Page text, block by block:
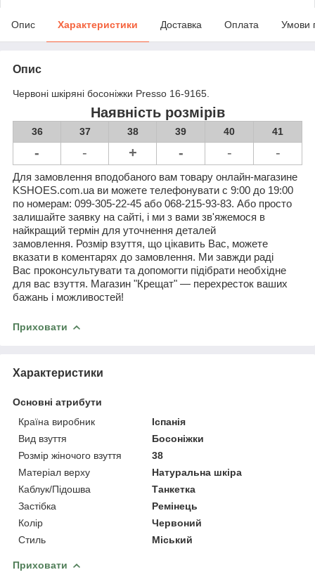
Опис Характеристики Доставка Оплата Умови
Опис
Червоні шкіряні босоніжки Presso 16-9165.
Наявність розмірів
36 37 38 39 40 41
- - + - - -
Для замовлення вподобаного вам товару онлайн-магазине
KSHOES.com.ua ви можете телефонувати с 9:00 до 19:00
по номерам: 099-305-22-45 або 068-215-93-83. Або просто
залишайте заявку на сайті, і ми з вами зв'яжемося в
найкращий термін для уточнення деталей
замовлення. Розмір взуття, що цікавить Вас, можете
вказати в коментарях до замовлення. Ми завжди раді
Вас проконсультувати та допомогти підібрати необхідне
для вас взуття. Магазин "Крещат" — перехресток ваших
бажань і можливостей!
Приховати
Характеристики
Основні атрибути
Країна виробник
Іспанія
Вид взуття
Босоніжки
Розмір жіночого взуття
38
Матеріал верху
Натуральна шкіра
Каблук/Підошва
Танкетка
Застібка
Ремінець
Колір
Червоний
Стиль
Міський
Приховати